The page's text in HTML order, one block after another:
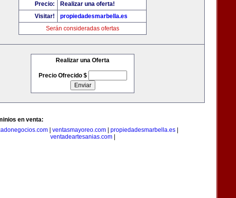
Precio:
Realizar una oferta!
Visitar!
propiedadesmarbella.es
Serán consideradas ofertas
Realizar una Oferta
Precio Ofrecido $
en venta:
| ventasmayoreo.com| propiedadesmarbella.es|
ventadeartesanias.com|